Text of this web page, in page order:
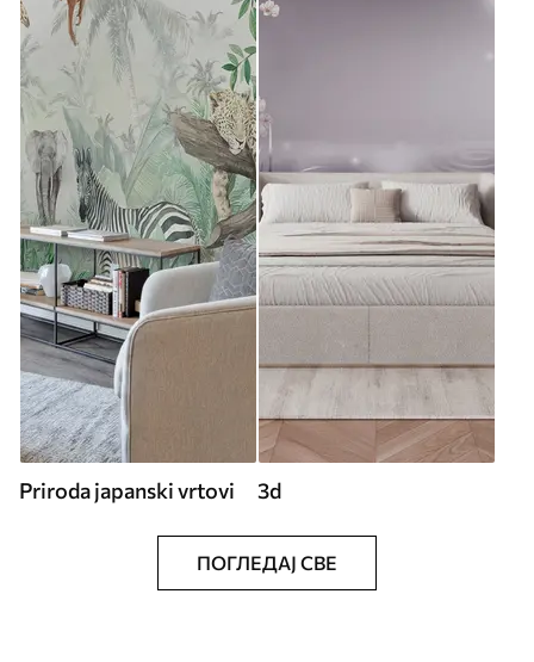
Priroda japanski vrtovi 3d
ПОГЛЕДАЈ СВЕ